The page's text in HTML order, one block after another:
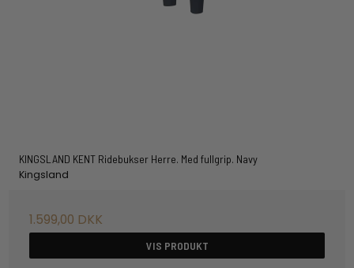
KINGSLAND KENT Ridebukser Herre. Med fullgrip. Navy
Kingsland
1.599,00 DKK
VIS PRODUKT